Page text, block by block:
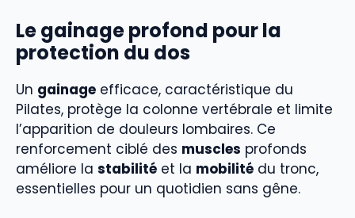
Le gainage profond pour la
protection du dos
Un gainage efficace, caractéristique du
Pilates, protège la colonne vertébrale et limite
l’apparition de douleurs lombaires. Ce
renforcement ciblé des muscles profonds
améliore la stabilité et la mobilité du tronc,
essentielles pour un quotidien sans gêne.